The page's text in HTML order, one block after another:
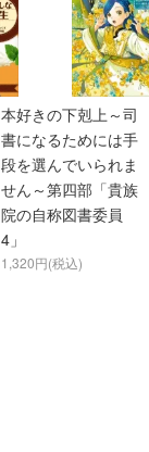
本好きの下剋上～司
書になるためには手
段を選んでいられま
せん～第四部「貴族
院の自称図書委員
4」
1,320円(税込)